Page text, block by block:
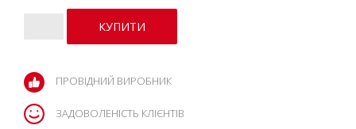
ПРОВІДНИЙ ВИРОБНИК
ЗАДОВОЛЕНІСТЬ КЛІЄНТІВ